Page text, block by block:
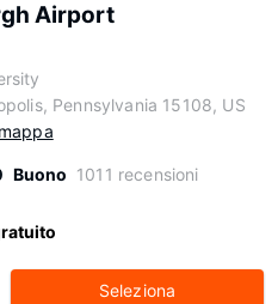
Airport
Pennsylvania 15108, US
Buono 1011 recensioni
Seleziona